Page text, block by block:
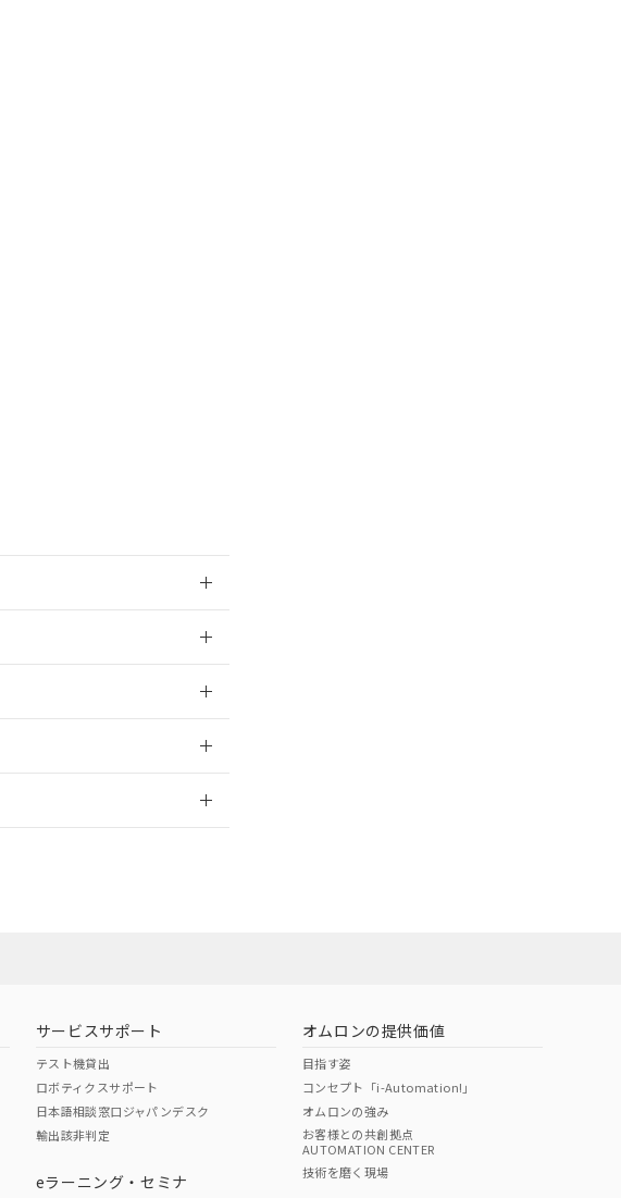
での期間は出荷製品に未対応品が
サービスサポート
テスト機貸出
ロボティクスサポート
日本語相談窓口ジャパンデスク
輸出該非判定
eラーニング・セミナ
オムロンの提供価値
目指す姿
コンセプト「i-Automation!」
オムロンの強み
お客様との共創拠点
AUTOMATION CENTER
技術を磨く現場